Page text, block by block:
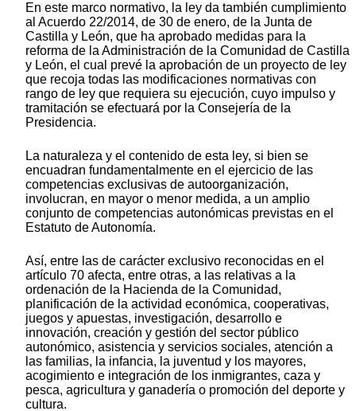
En este marco normativo, la ley da también cumplimiento
al Acuerdo 22/2014, de 30 de enero, de la Junta de
Castilla y León, que ha aprobado medidas para la
reforma de la Administración de la Comunidad de Castilla
y León, el cual prevé la aprobación de un proyecto de ley
que recoja todas las modificaciones normativas con
rango de ley que requiera su ejecución, cuyo impulso y
tramitación se efectuará por la Consejería de la
Presidencia.
La naturaleza y el contenido de esta ley, si bien se
encuadran fundamentalmente en el ejercicio de las
competencias exclusivas de autoorganización,
involucran, en mayor o menor medida, a un amplio
conjunto de competencias autonómicas previstas en el
Estatuto de Autonomía.
Así, entre las de carácter exclusivo reconocidas en el
artículo 70 afecta, entre otras, a las relativas a la
ordenación de la Hacienda de la Comunidad,
planificación de la actividad económica, cooperativas,
juegos y apuestas, investigación, desarrollo e
innovación, creación y gestión del sector público
autonómico, asistencia y servicios sociales, atención a
las familias, la infancia, la juventud y los mayores,
acogimiento e integración de los inmigrantes, caza y
pesca, agricultura y ganadería o promoción del deporte y
cultura.